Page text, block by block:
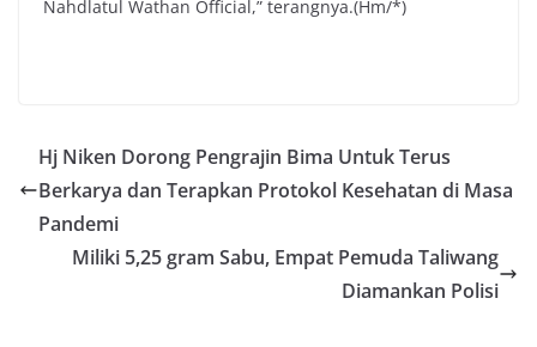
Nahdlatul Wathan Official,” terangnya.(Hm/*)
Hj Niken Dorong Pengrajin Bima Untuk Terus
Berkarya dan Terapkan Protokol Kesehatan di Masa
Pandemi
Miliki 5,25 gram Sabu, Empat Pemuda Taliwang
Diamankan Polisi